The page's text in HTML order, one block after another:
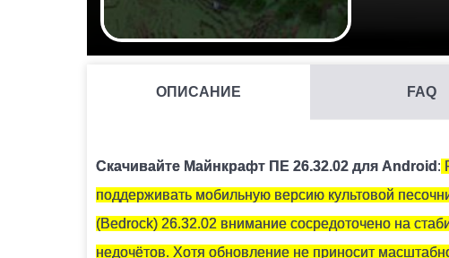
ОПИСАНИЕ FAQ
Скачивайте Майнкрафт ПЕ 26.32.02 для Android :
поддерживать мобильную версию культовой
(Bedrock) 26.32.02 внимание сосредоточено на
недочётов. Хотя обновление не приносит
Вам понадобится 2 медных слитка и 1 осколок